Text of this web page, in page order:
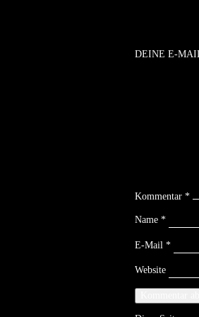
DEINE E-
Kommentar *
Name *
E-Mail *
Website